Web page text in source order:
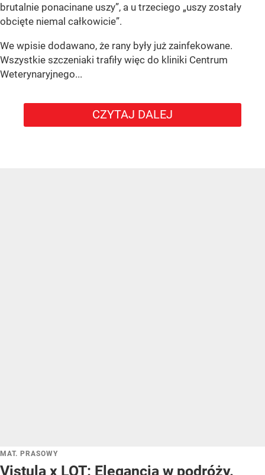
brutalnie ponacinane uszy”, a u trzeciego „uszy zostały
obcięte niemal całkowicie”.
We wpisie dodawano, że rany były już zainfekowane.
Wszystkie szczeniaki trafiły więc do kliniki Centrum
Weterynaryjnego...
CZYTAJ DALEJ
MAT. PRASOWY
Vistula x LOT: Elegancja w podróży.